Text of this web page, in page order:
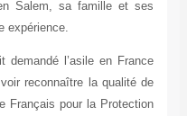
Salem, sa famille et ses
expérience.
l’asile en France
reconnaître la qualité de
Français pour la Protection